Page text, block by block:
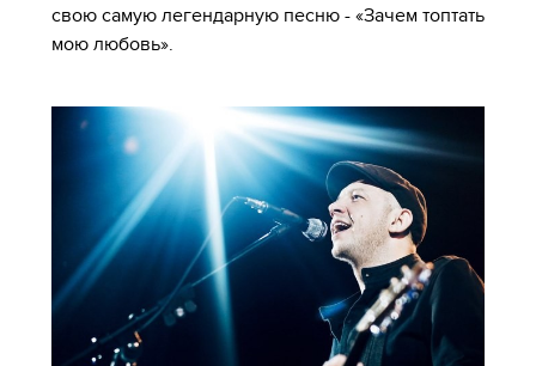
свою самую легендарную песню - «Зачем топтать
мою любовь».